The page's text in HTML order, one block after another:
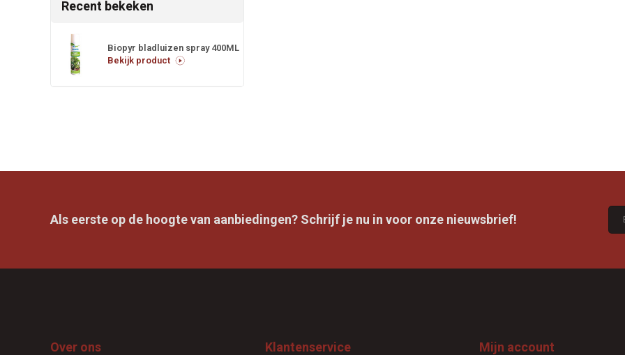
Recent bekeken
Biopyr bladluizen spray 400ML
Bekijk product
Als eerste op de hoogte van aanbiedingen? Schrijf je nu in voor onze nieuwsbrief!
Over ons Klantenservice Mijn account